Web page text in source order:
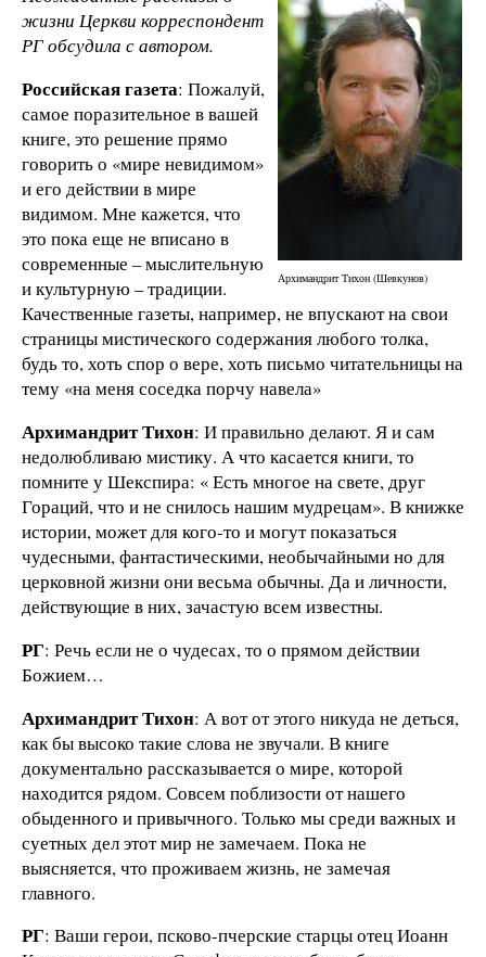
Архимандрит Тихон (Шевкунов)
жизни Церкви корреспондент
РГ обсудила с автором.
Российская газета: Пожалуй,
самое поразительное в вашей
книге, это решение прямо
говорить о «мире невидимом»
и его действии в мире
видимом. Мне кажется, что
это пока еще не вписано в
современные – мыслительную
и культурную – традиции.
Качественные газеты, например, не впускают на свои
страницы мистического содержания любого толка,
будь то, хоть спор о вере, хоть письмо читательницы на
тему «на меня соседка порчу навела»
Архимандрит Тихон: И правильно делают. Я и сам
недолюбливаю мистику. А что касается книги, то
помните у Шекспира: « Есть многое на свете, друг
Гораций, что и не снилось нашим мудрецам». В книжке
истории, может для кого-то и могут показаться
чудесными, фантастическими, необычайными но для
церковной жизни они весьма обычны. Да и личности,
действующие в них, зачастую всем известны.
РГ: Речь если не о чудесах, то о прямом действии
Божием…
Архимандрит Тихон: А вот от этого никуда не деться,
как бы высоко такие слова не звучали. В книге
документально рассказывается о мире, которой
находится рядом. Совсем поблизости от нашего
обыденного и привычного. Только мы среди важных и
суетных дел этот мир не замечаем. Пока не
выясняется, что проживаем жизнь, не замечая
главного.
РГ: Ваши герои, псково-пчерские старцы отец Иоанн